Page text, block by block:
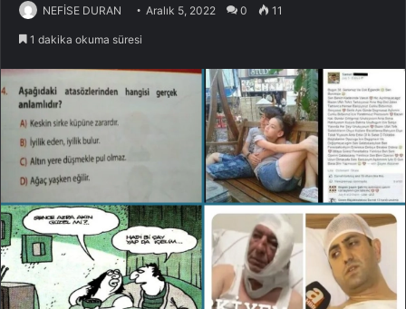
NEFİSE DURAN Aralık 5, 2022 0 11
1 dakika okuma süresi